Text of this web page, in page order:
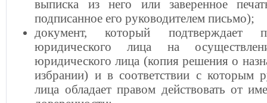
выписка из него или заверенное
подписанное его руководителем письмо);
документ, который подтверждает
юридического лица на
юридического лица (копия решения о
избрании) и в соответствии с которым
лица обладает правом действовать от